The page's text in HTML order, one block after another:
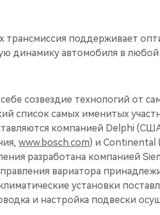
трансмиссия поддерживает
динамику автомобиля в
созвездие технологий от
список самых именитых
компанией Delphi
www.bosch.com) и Continental
разработана компанией
вариатора
установки
и настройка подвески